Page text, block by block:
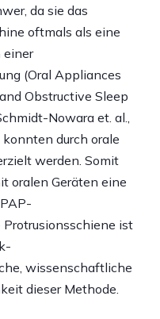
da sie das
oftmals als eine
einer
(Oral Appliances
Obstructive Sleep
Nowara et. al.,
durch orale
werden. Somit
oralen Geräten eine
Protrusionsschiene ist
wissenschaftliche
dieser Methode.